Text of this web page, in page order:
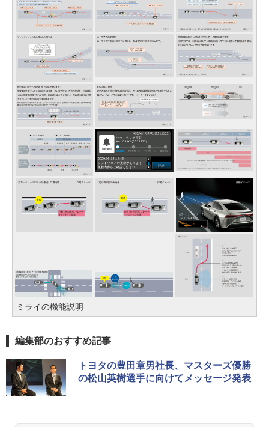
ミライの機能説明
編集部のおすすめ記事
トヨタの豊田章男社長、マスターズ優勝
の松山英樹選手に向けてメッセージ発表